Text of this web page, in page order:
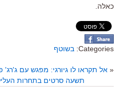
כאלה.
Categories: בשוטף
« אל תקראו לו גיורגי: מפגש עם ג'רג'
תשעה סרטים בתחרות